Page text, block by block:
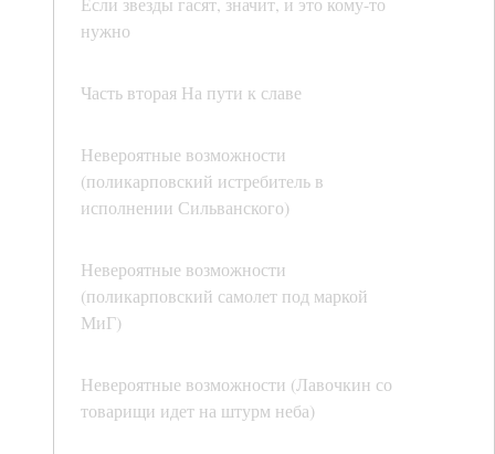
нужно
Часть вторая На пути к славе
Невероятные возможности
(поликарповский истребитель в
исполнении Сильванского)
Невероятные возможности
(поликарповский самолет под маркой
МиГ)
Невероятные возможности (Лавочкин со
товарищи идет на штурм неба)